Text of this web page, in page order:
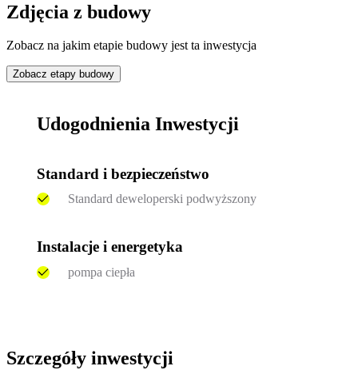
Zdjęcia z budowy
Zobacz na jakim etapie budowy jest ta inwestycja
Zobacz etapy budowy
Udogodnienia Inwestycji
Standard i bezpieczeństwo
Standard deweloperski podwyższony
Instalacje i energetyka
pompa ciepła
Szczegóły inwestycji